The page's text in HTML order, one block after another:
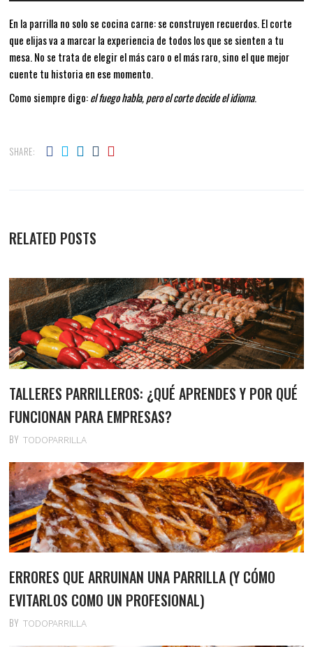
En la parrilla no solo se cocina carne: se construyen recuerdos. El corte
que elijas va a marcar la experiencia de todos los que se sienten a tu
mesa. No se trata de elegir el más caro o el más raro, sino el que mejor
cuente tu historia en ese momento.
Como siempre digo:el fuego habla, pero el corte decide el idioma.
SHARE:
RELATED POSTS
TALLERES PARRILLEROS: ¿QUÉ APRENDES Y POR QUÉ
FUNCIONAN PARA EMPRESAS?
BY TODOPARRILLA
ERRORES QUE ARRUINAN UNA PARRILLA (Y CÓMO
EVITARLOS COMO UN PROFESIONAL)
BY TODOPARRILLA